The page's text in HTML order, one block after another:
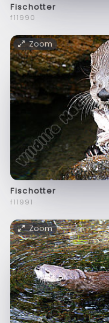
Fischotter
f11990
Zoom
Fischotter
f11991
Zoom